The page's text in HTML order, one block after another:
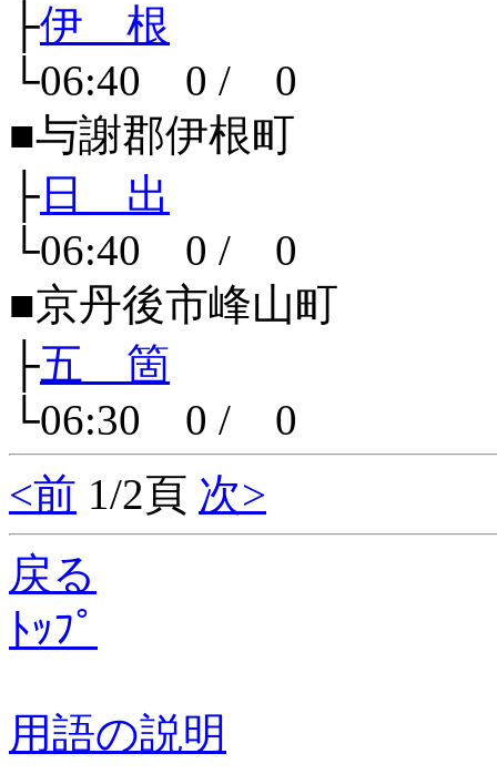
├伊 根
└06:40 0 / 0
■与謝郡伊根町
├ 日 出
└06:40 0 / 0
■京丹後市峰山町
├五 箇
└06:30 0 / 0
<前 1/2頁 次>
戻る
ﾄｯﾌﾟ
用語の説明